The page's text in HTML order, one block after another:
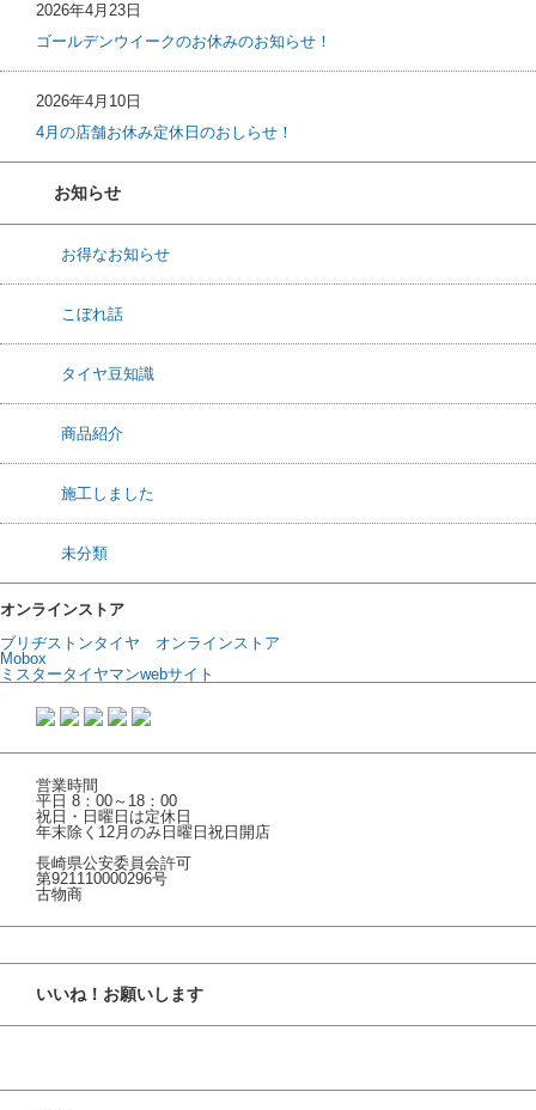
2026年4月23日
ゴールデンウイークのお休みのお知らせ！
2026年4月10日
4月の店舗お休み定休日のおしらせ！
お知らせ
お得なお知らせ
こぼれ話
タイヤ豆知識
商品紹介
施工しました
未分類
オンラインストア
ブリヂストンタイヤ オンラインストア
Mobox
ミスタータイヤマンwebサイト
営業時間
平日 8：00～18：00
祝日・日曜日は定休日
年末除く12月のみ日曜日祝日開店
長崎県公安委員会許可
第921110000296号
古物商
いいね！お願いします